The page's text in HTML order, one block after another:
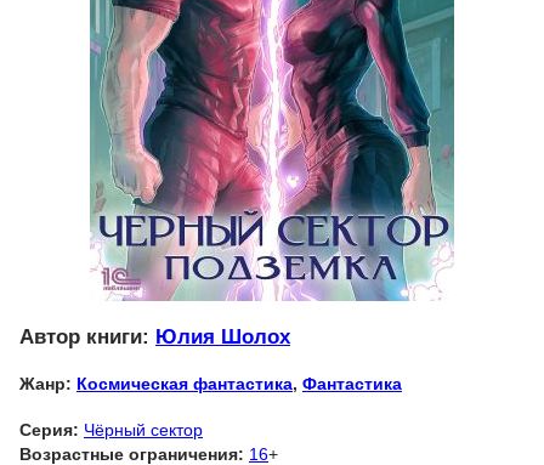
Автор книги: Юлия Шолох
Жанр: Космическая фантастика, Фантастика
Серия: Чёрный сектор
Возрастные ограничения: 16+